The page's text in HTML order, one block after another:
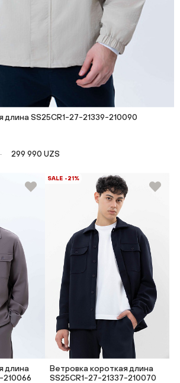
длина SS25CR1-27-21339-210090
299 990 UZS
длина
210066
SALE -21%
Ветровка короткая длина
SS25CR1-27-21337-210070